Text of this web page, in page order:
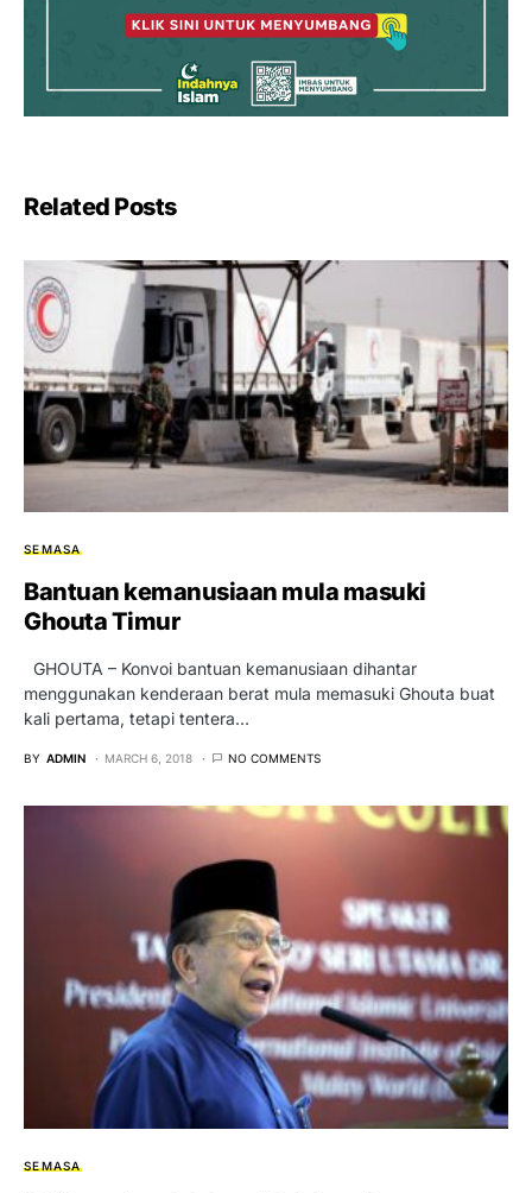
Related Posts
SEMASA
Bantuan kemanusiaan mula masuki
Ghouta Timur
GHOUTA – Konvoi bantuan kemanusiaan dihantar
menggunakan kenderaan berat mula memasuki Ghouta buat
kali pertama, tetapi tentera…
BY ADMIN MARCH 6, 2018 NO COMMENTS
SEMASA